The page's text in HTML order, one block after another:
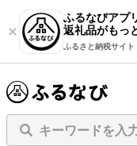
ふるなびアプ
返礼品がもっ
ふるさと納税サイト
キーワードを入